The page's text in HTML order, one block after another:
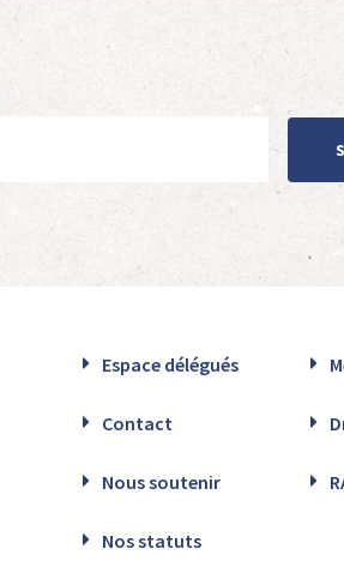
Espace délégués
Contact
Nous soutenir
Nos statuts